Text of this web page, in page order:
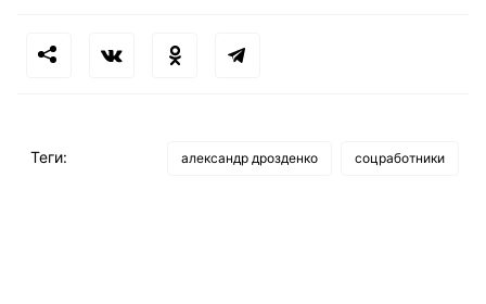
Теги: александр дрозденко соцработники